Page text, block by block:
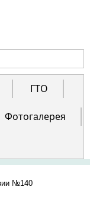
ГТО
Фотогалерея
№140